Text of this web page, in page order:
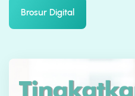
Brosur Digital